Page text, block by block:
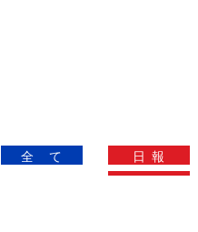
全 て 日 報